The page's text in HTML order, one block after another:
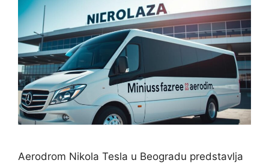
Aerodrom Nikola Tesla u Beogradu predstavlja